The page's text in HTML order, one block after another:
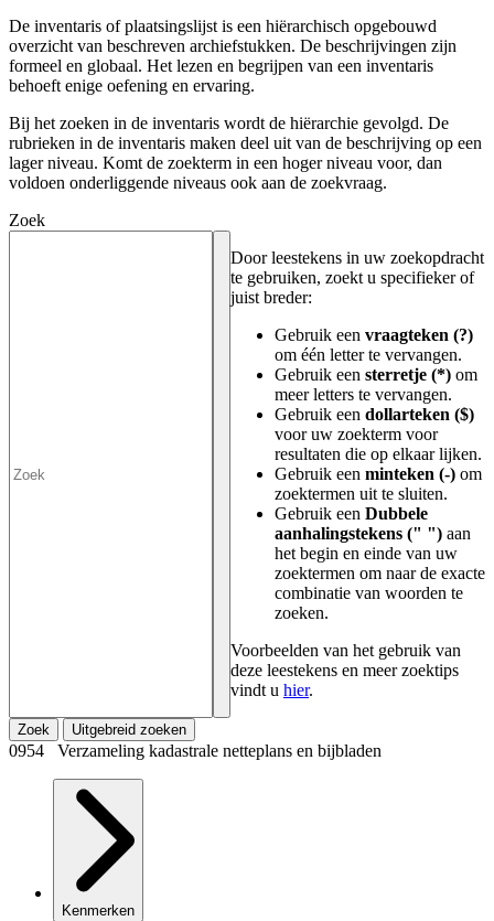
De inventaris of plaatsingslijst is een hiërarchisch opgebouwd
overzicht van beschreven archiefstukken. De beschrijvingen zijn
formeel en globaal. Het lezen en begrijpen van een inventaris
behoeft enige oefening en ervaring.
Bij het zoeken in de inventaris wordt de hiërarchie gevolgd. De
rubrieken in de inventaris maken deel uit van de beschrijving op een
lager niveau. Komt de zoekterm in een hoger niveau voor, dan
voldoen onderliggende niveaus ook aan de zoekvraag.
Zoek
Door leestekens in uw zoekopdracht
te gebruiken, zoekt u specifieker of
juist breder:
Gebruik een vraagteken (?)
om één letter te vervangen.
Gebruik een sterretje (*) om
meer letters te vervangen.
Gebruik een dollarteken ($)
voor uw zoekterm voor
resultaten die op elkaar lijken.
Gebruik een minteken (-) om
zoektermen uit te sluiten.
Gebruik een Dubbele
aanhalingstekens (" ") aan
het begin en einde van uw
zoektermen om naar de exacte
combinatie van woorden te
zoeken.
Voorbeelden van het gebruik van
deze leestekens en meer zoektips
vindt u hier.
Zoek Uitgebreid zoeken
0954 Verzameling kadastrale netteplans en bijbladen
Kenmerken